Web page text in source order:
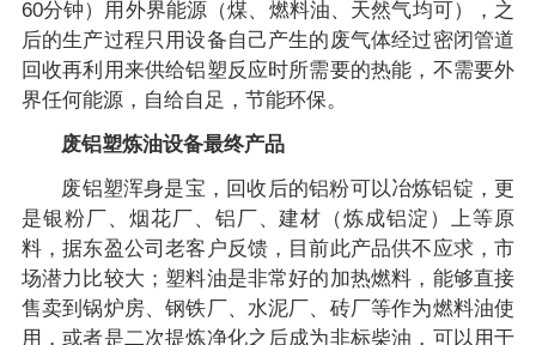
60分钟）用外界能源（煤、燃料油、天然气均可），之
后的生产过程只用设备自己产生的废气体经过密闭管道
回收再利用来供给铝塑反应时所需要的热能，不需要外
界任何能源，自给自足，节能环保。
废铝塑炼油设备最终产品
废铝塑浑身是宝，回收后的铝粉可以冶炼铝锭，更
是银粉厂、烟花厂、铝厂、建材（炼成铝淀）上等原
料，据东盈公司老客户反馈，目前此产品供不应求，市
场潜力比较大；塑料油是非常好的加热燃料，能够直接
售卖到锅炉房、钢铁厂、水泥厂、砖厂等作为燃料油使
用，或者是二次提炼净化之后成为非标柴油，可以用于